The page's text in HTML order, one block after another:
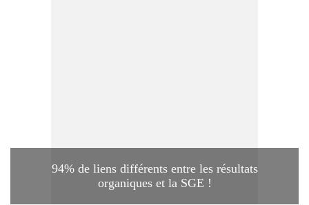
94% de liens différents entre les résultats
organiques et la SGE !